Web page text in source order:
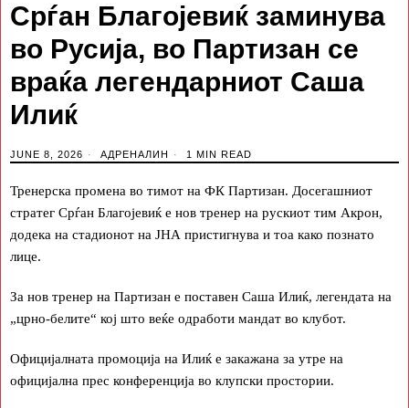
Срѓан Благојевиќ заминува
во Русија, во Партизан се
враќа легендарниот Саша
Илиќ
JUNE 8, 2026 АДРЕНАЛИН 1 MIN READ
Тренерска промена во тимот на ФК Партизан. Досегашниот
стратег Срѓан Благојевиќ е нов тренер на рускиот тим Акрон,
додека на стадионот на ЈНА пристигнува и тоа како познато
лице.
За нов тренер на Партизан е поставен Саша Илиќ, легендата на
„црно-белите“ кој што веќе одработи мандат во клубот.
Официјалната промоција на Илиќ е закажана за утре на
официјална прес конференција во клупски простории.